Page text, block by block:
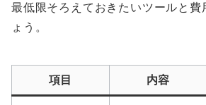
最低限そろえておきたいツールと費
ょう。
項目 内容